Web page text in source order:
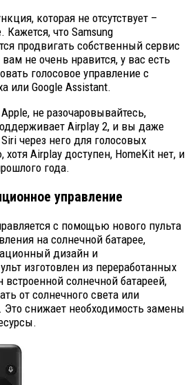
которая не отсутствует –
Кажется, что Samsung
продвигать собственный сервис
не очень нравится, у вас есть
голосовое управление с
или Google Assistant.
не разочаровывайтесь,
Airplay 2, и вы даже
через него для голосовых
Airplay доступен, HomeKit нет, и
года.
управление
с помощью нового пульта
на солнечной батарее,
дизайн и
изготовлен из переработанных
солнечной батареей,
от солнечного света или
снижает необходимость замены